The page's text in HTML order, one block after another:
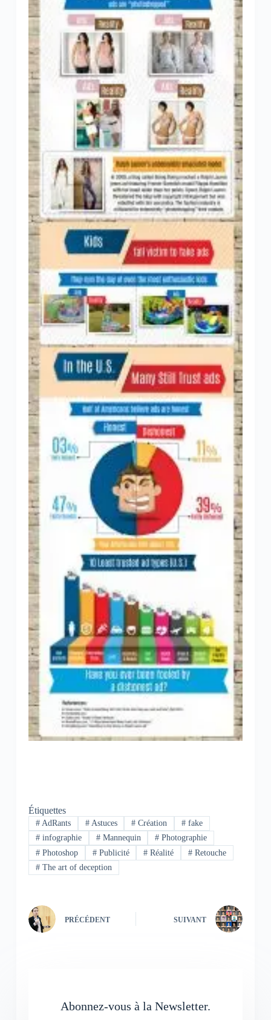
Étiquettes
#AdRants #Astuces # Création # fake
#infographie #Mannequin # Photographie
#Photoshop #Publicité # Réalité # Retouche
#The art of deception
PRÉCÉDENT SUIVANT
Abonnez-vous à la Newsletter.